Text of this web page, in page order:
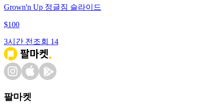
Grown'n Up 정글짐 슬라이드
$100
3시간 전 조회 14
팔마켓